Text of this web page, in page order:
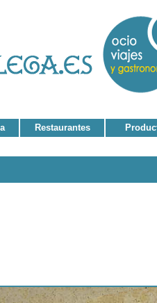
Restaurantes